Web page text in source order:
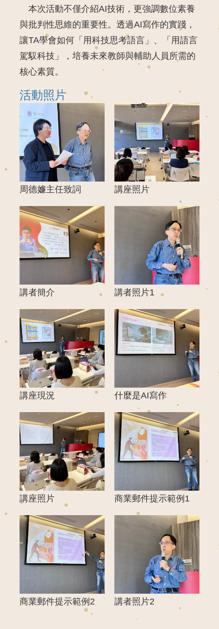
本次活動不僅介紹AI技術，更強調數位素養
與批判性思維的重要性。透過AI寫作的實踐，
讓TA學會如何「用科技思考語言」、「用語言
駕馭科技」，培養未來教師與輔助人員所需的
核心素質。
活動照片
周德嬚主任致詞 講座照片
講者簡介 講者照片1
講座現況 什麼是AI寫作
講座照片 商業郵件提示範例1
商業郵件提示範例2 講者照片2